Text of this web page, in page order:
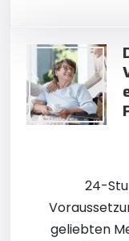
24-
geliebten